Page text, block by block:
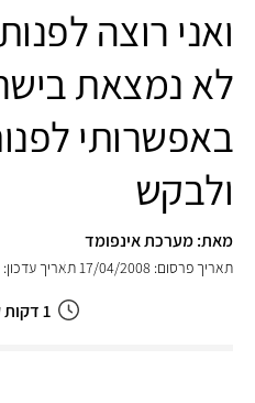
ואני רוצה
לא נמצאת
באפשרותי
ולבקש
מאת: מערכת אינפומד
תאריך פרסום: 17/04/2008 תאריך עדכון: 02/10/2013
1 דקות קריאה